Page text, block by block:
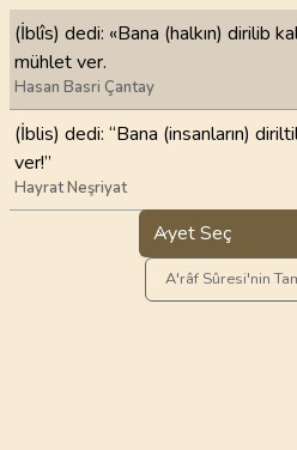
(İblîs) dedi: «Bana (halkın) dirilib
mühlet ver.
Hasan Basri Çantay
(İblis) dedi: “Bana (insanların)
ver!”
Hayrat Neşriyat
Ayet Seç
A'râf Sûresi'nin